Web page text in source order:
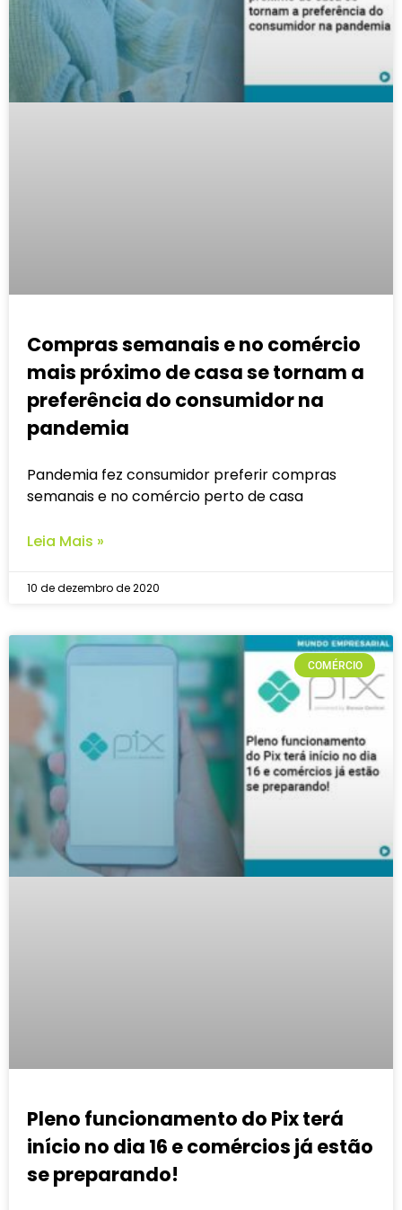
Compras semanais e no comércio
mais próximo de casa se tornam a
preferência do consumidor na
pandemia
Pandemia fez consumidor preferir compras
semanais e no comércio perto de casa
Leia Mais »
10 de dezembro de 2020
COMÉRCIO
Pleno funcionamento do Pix terá
início no dia 16 e comércios já estão
se preparando!